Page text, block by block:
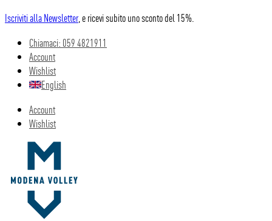
Iscriviti alla Newsletter, e ricevi subito uno sconto del 15%.
Chiamaci: 059 4821911
Account
Wishlist
English
Account
Wishlist